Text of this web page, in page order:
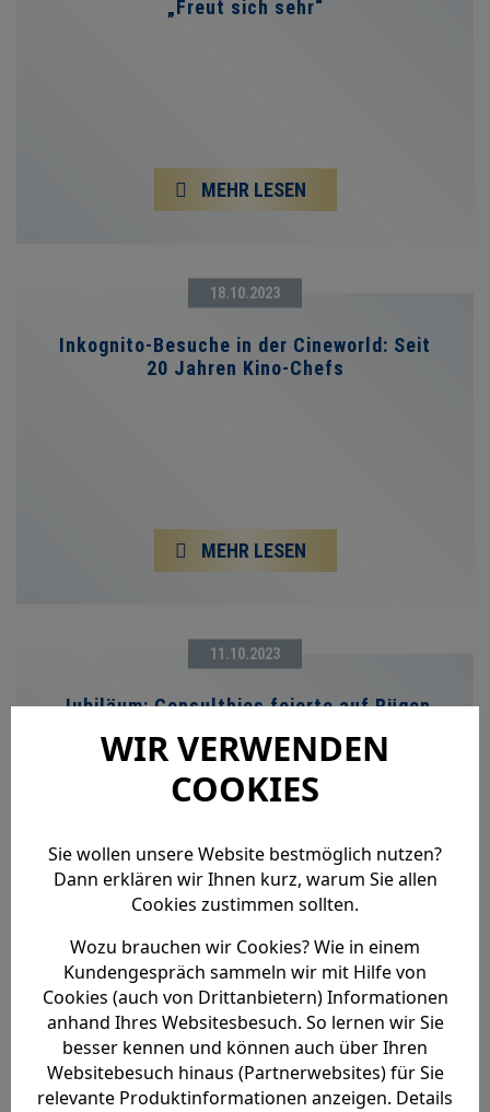
„Freut sich sehr“
MEHR LESEN
18.10.2023
Inkognito-Besuche in der Cineworld: Seit
20 Jahren Kino-Chefs
MEHR LESEN
11.10.2023
Jubiläum: Consulthies feierte auf Rügen
MEHR LESEN
25.08.2023
Anja und Meinolf Thies: "Kino zugänglich
halten"
WIR VERWENDEN
COOKIES
Sie wollen unsere Website bestmöglich nutzen?
Dann erklären wir Ihnen kurz, warum Sie allen
Cookies zustimmen sollten.
Wozu brauchen wir Cookies? Wie in einem
Kundengespräch sammeln wir mit Hilfe von
Cookies (auch von Drittanbietern) Informationen
anhand Ihres Websitesbesuch. So lernen wir Sie
besser kennen und können auch über Ihren
Websitebesuch hinaus (Partnerwebsites) für Sie
relevante Produktinformationen anzeigen. Details